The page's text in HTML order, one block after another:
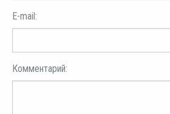
E-mail:
Комментарий: